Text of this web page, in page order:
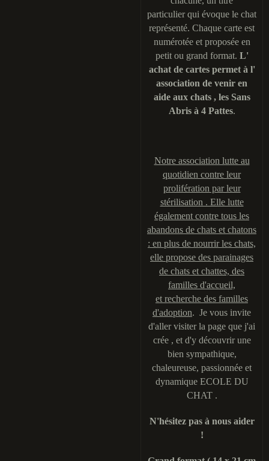
particulier qui évoque le chat
représenté. Chaque carte est
numérotée et proposée en
petit ou grand format. L'
achat de cartes permet à l'
association de venir en
aide aux chats , les Sans
Abris à 4 Pattes.
Notre association lutte au
quotidien contre leur
prolifération par leur
stérilisation . Elle lutte
également contre tous les
abandons de chats et chatons
: en plus de nourrir les chats,
elle propose des parainages
de chats et chattes, des
familles d'accueil,
et recherche des familles
d'adoption. Je vous invite
d'aller visiter la page que j'ai
crée , et d'y découvrir une
bien sympathique,
chaleureuse, passionnée et
dynamique ECOLE DU
CHAT .
N'hésitez pas à nous aider
!